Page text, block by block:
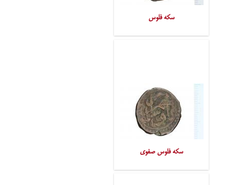
سکه فلوس
سکه فلوس صفوی